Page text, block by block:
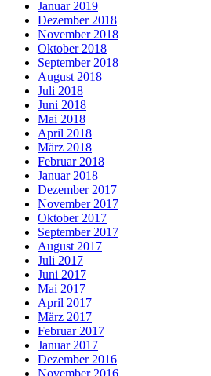
Januar 2019
Dezember 2018
November 2018
Oktober 2018
September 2018
August 2018
Juli 2018
Juni 2018
Mai 2018
April 2018
März 2018
Februar 2018
Januar 2018
Dezember 2017
November 2017
Oktober 2017
September 2017
August 2017
Juli 2017
Juni 2017
Mai 2017
April 2017
März 2017
Februar 2017
Januar 2017
Dezember 2016
November 2016